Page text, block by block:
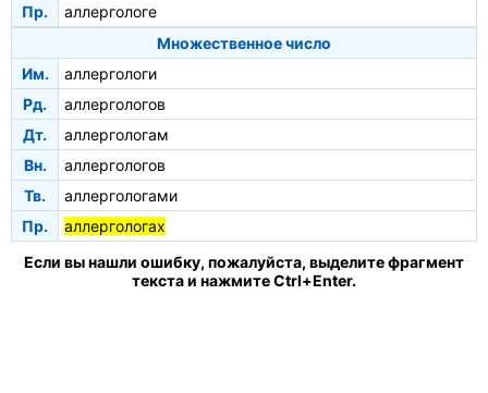
Пр.
аллергологе
Множественное число
Им.
аллергологи
Рд.
аллергологов
Дт.
аллергологам
Вн.
аллергологов
Тв.
аллергологами
Пр.
аллергологах
Если вы нашли ошибку, пожалуйста, выделите фрагмент
текста и нажмите Ctrl+Enter.